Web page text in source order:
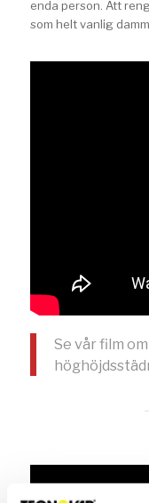
enda person. Att
som helt vanlig
Se vår film